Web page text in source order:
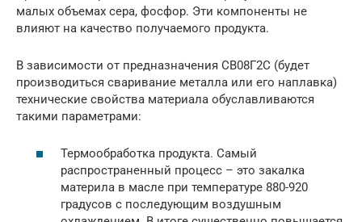
малых объемах сера, фосфор. Эти компоненты не
влияют на качество получаемого продукта.
В зависимости от предназначения СВ08Г2С (будет
производиться сваривание металла или его наплавка)
технические свойства материала обуславливаются
такими параметрами:
Термообработка продукта. Самый
распространенный процесс – это закалка
материла в масле при температуре 880-920
градусов с последующим воздушным